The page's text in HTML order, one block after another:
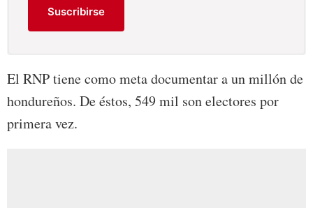
Suscribirse
El RNP tiene como meta documentar a un millón de
hondureños. De éstos, 549 mil son electores por
primera vez.